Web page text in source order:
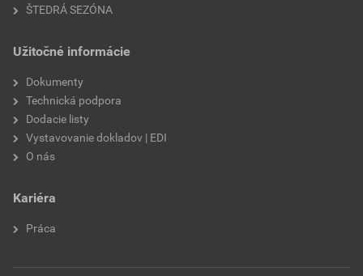
ŠTEDRÁ SEZÓNA
Užitočné informácie
Dokumenty
Technická podpora
Dodacie listy
Vystavovanie dokladov | EDI
O nás
Kariéra
Práca